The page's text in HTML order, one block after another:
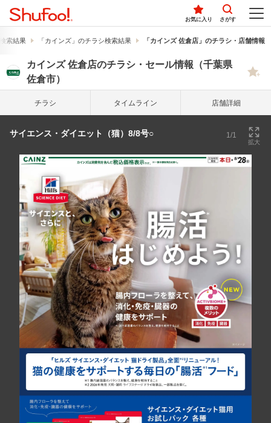
お気に入り さがす
索結果 「カインズ」のチラシ検索結果 「カインズ 佐倉店」のチラシ・店舗情報
カインズ 佐倉店のチラシ・セール情報（千葉県
佐倉市）
チラシ タイム ライン 店舗詳細
サイエンス・ダイエット（猫）8/8号○ 1/1
拡大